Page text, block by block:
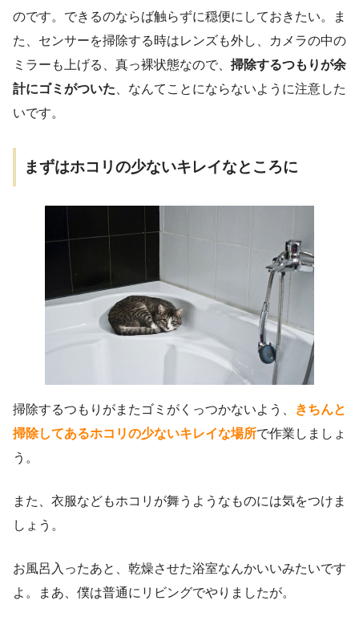
のです。できるのならば触らずに穏便にしておきたい。ま
た、センサーを掃除する時はレンズも外し、カメラの中の
ミラーも上げる、真っ裸状態なので、 掃除するつもりが余
計にゴミがついた 、なんてことにならないように注意した
いです。
まずはホコリの少ないキレイなところに
掃除するつもりがまたゴミがくっつかないよう、
きちんと
掃除してあるホコリの少ないキレイな場所で作業しましょ
う。
また、衣服などもホコリが舞うようなものには気をつけま
しょう。
お風呂入ったあと、乾燥させた浴室なんかいいみたいです
よ。まあ、僕は普通にリビングでやりましたが。